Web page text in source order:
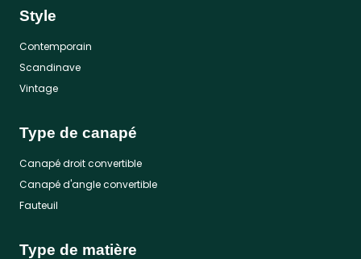
Style
Contemporain
Scandinave
Vintage
Type de canapé
Canapé droit convertible
Canapé d'angle convertible
Fauteuil
Type de matière